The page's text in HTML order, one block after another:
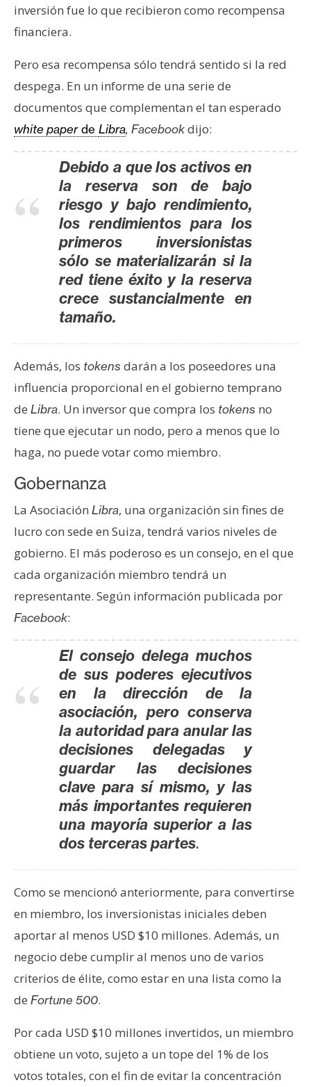
P
r
n
s
a
T
m
r
s
o
s
o
n
t
a
c
o
y
P
u
inversión fue lo que recibieron como recompensa
financiera.
Pero esa recompensa sólo tendrá sentido si la red
despega. En un informe de una serie de
documentos que complementan el tan esperado
white paperde Libra, Facebookdijo:
Debido a que los activos en
la reserva son de bajo
riesgo y bajo rendimiento,
los rendimientos para los
primeros inversionistas
sólo se materializarán si la
red tiene éxito y la reserva
crece sustancialmente en
tamaño.
Además, los tokens darán a los poseedores una
influencia proporcional en el gobierno temprano
de Libra. Un inversor que compra los tokens no
tiene que ejecutar un nodo, pero a menos que lo
haga, no puede votar como miembro.
Gobernanza
La Asociación Libra, una organización sin fines de
lucro con sede en Suiza, tendrá varios niveles de
gobierno. El más poderoso es un consejo, en el que
cada organización miembro tendrá un
representante. Según información publicada por
Facebook:
El consejo delega muchos
de sus poderes ejecutivos
en la dirección de la
asociación, pero conserva
la autoridad para anular las
decisiones delegadas y
guardar las decisiones
clave para sí mismo, y las
más importantes requieren
una mayoría superior a las
dos terceras partes.
Como se mencionó anteriormente, para convertirse
en miembro, los inversionistas iniciales deben
aportar al menos USD $10 millones. Además, un
negocio debe cumplir al menos uno de varios
criterios de élite, como estar en una lista como la
de Fortune 500.
Por cada USD $10 millones invertidos, un miembro
obtiene un voto, sujeto a un tope del 1% de los
votos totales, con el fin de evitar la concentración